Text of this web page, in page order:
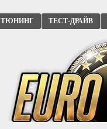
ТЮНИНГ ТЕСТ-ДРАЙВ